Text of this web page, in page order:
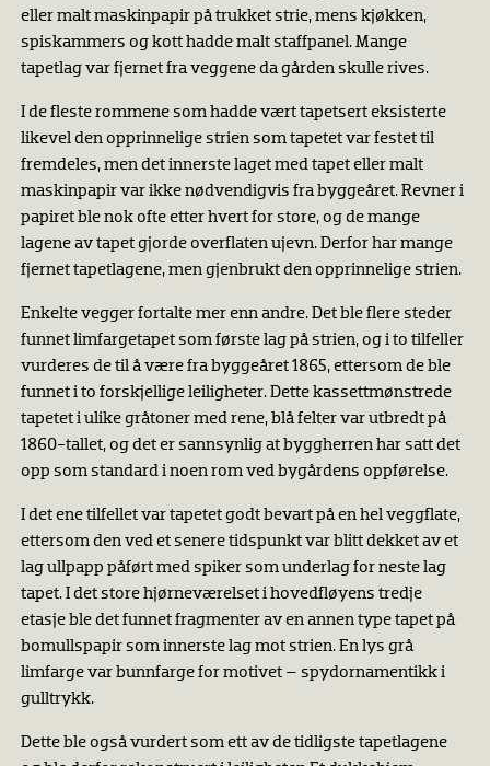
eller malt maskinpapir på trukket strie, mens kjøkken,
spiskammers og kott hadde malt staffpanel. Mange
tapetlag var fjernet fra veggene da gården skulle rives.
I de fleste rommene som hadde vært tapetsert eksisterte
likevel den opprinnelige strien som tapetet var festet til
fremdeles, men det innerste laget med tapet eller malt
maskinpapir var ikke nødvendigvis fra byggeåret. Revner i
papiret ble nok ofte etter hvert for store, og de mange
lagene av tapet gjorde overflaten ujevn. Derfor har mange
fjernet tapetlagene, men gjenbrukt den opprinnelige strien.
Enkelte vegger fortalte mer enn andre. Det ble flere steder
funnet limfargetapet som første lag på strien, og i to tilfeller
vurderes de til å være fra byggeåret 1865, ettersom de ble
funnet i to forskjellige leiligheter. Dette kassettmønstrede
tapetet i ulike gråtoner med rene, blå felter var utbredt på
1860-tallet, og det er sannsynlig at byggherren har satt det
opp som standard i noen rom ved bygårdens oppførelse.
I det ene tilfellet var tapetet godt bevart på en hel veggflate,
ettersom den ved et senere tidspunkt var blitt dekket av et
lag ullpapp påført med spiker som underlag for neste lag
tapet. I det store hjørneværelset i hovedfløyens tredje
etasje ble det funnet fragmenter av en annen type tapet på
bomullspapir som innerste lag mot strien. En lys grå
limfarge var bunnfarge for motivet – spydornamentikk i
gulltrykk.
Dette ble også vurdert som ett av de tidligste tapetlagene